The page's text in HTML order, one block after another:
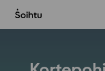
sisältöön